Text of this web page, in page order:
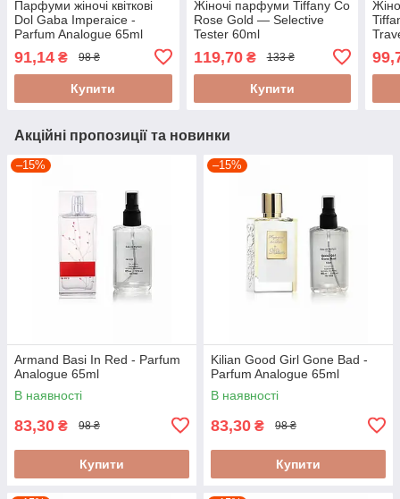
Парфуми жіночі квіткові
Dol Gaba Imperaice -
Parfum Analogue 65ml
91,14 ₴ 98 ₴
Купити
Жіночі парфуми Tiffany Co
Rose Gold — Selective
Tester 60ml
119,70₴ 133 ₴
Купити
Акційні пропозиції та новинки
–15%
Armand Basi In Red - Parfum
Analogue 65ml
В наявності
83,30 ₴ 98 ₴
Купити
–15%
Kilian Good Girl Gone Bad -
Parfum Analogue 65ml
В наявності
83,30 ₴ 98 ₴
Купити